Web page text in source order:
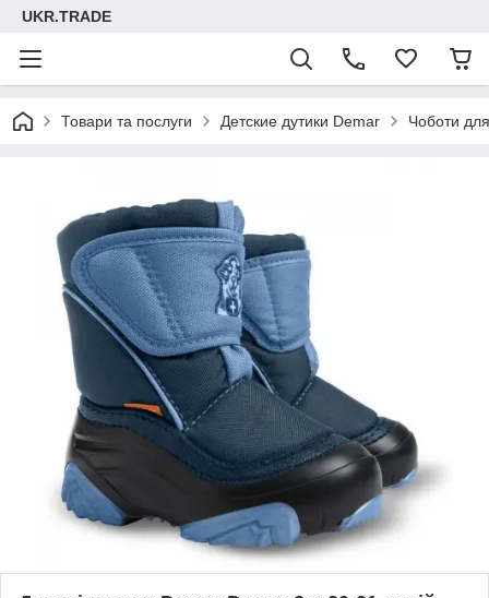
UKR.TRADE
Товари та послуги Детские дутики Demar Чоботи